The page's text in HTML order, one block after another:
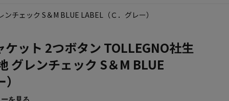
チェック S＆M BLUE LABEL（Ｃ．グレー）
ケット 2つボタン TOLLEGNO社生
グレンチェック S＆M BLUE
を見る